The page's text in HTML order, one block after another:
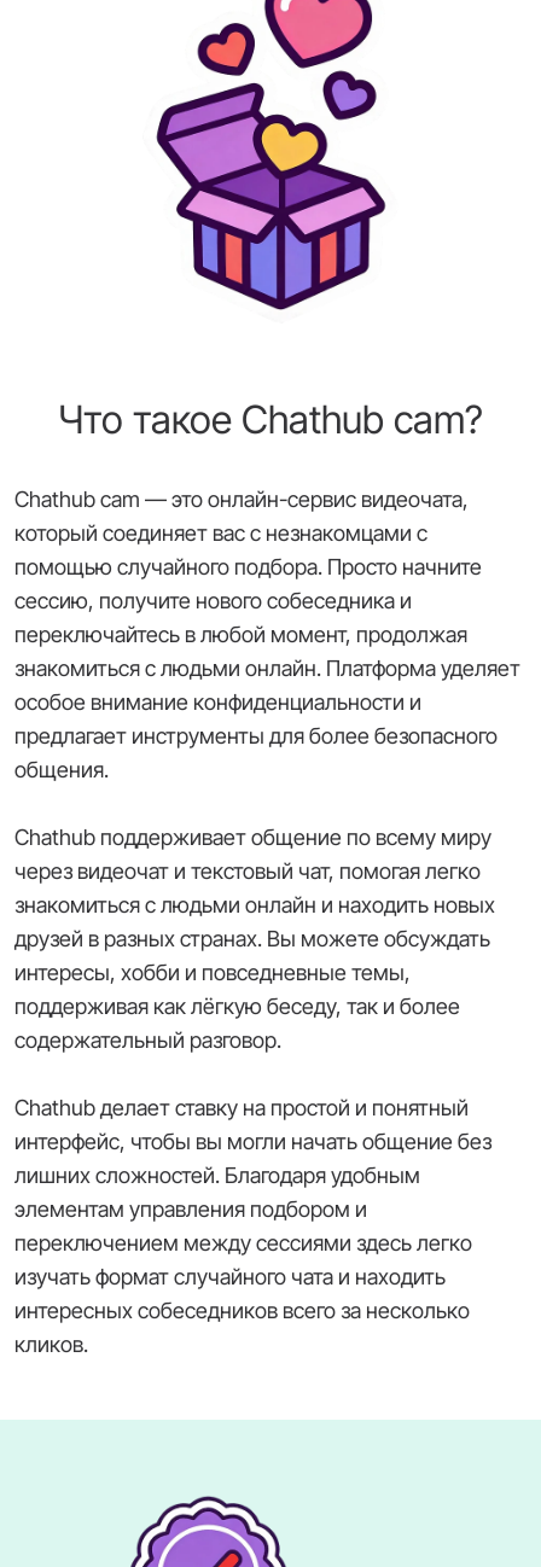
Что такое Chathub cam?
Chathub cam — это онлайн-сервис видеочата,
который соединяет вас с незнакомцами с
помощью случайного подбора. Просто начните
сессию, получите нового собеседника и
переключайтесь в любой момент, продолжая
знакомиться с людьми онлайн. Платформа уделяет
особое внимание конфиденциальности и
предлагает инструменты для более безопасного
общения.
Chathub поддерживает общение по всему миру
через видеочат и текстовый чат, помогая легко
знакомиться с людьми онлайн и находить новых
друзей в разных странах. Вы можете обсуждать
интересы, хобби и повседневные темы,
поддерживая как лёгкую беседу, так и более
содержательный разговор.
Chathub делает ставку на простой и понятный
интерфейс, чтобы вы могли начать общение без
лишних сложностей. Благодаря удобным
элементам управления подбором и
переключением между сессиями здесь легко
изучать формат случайного чата и находить
интересных собеседников всего за несколько
кликов.